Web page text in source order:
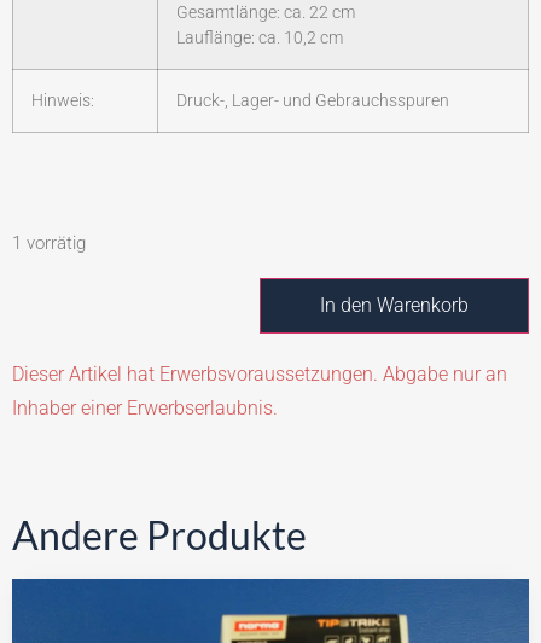
Gesamtlänge: ca. 22 cm
Lauflänge: ca. 10,2 cm
Hinweis: Druck-, Lager- und Gebrauchsspuren
1 vorrätig
In den Warenkorb
Dieser Artikel hat Erwerbsvoraussetzungen. Abgabe nur an
Inhaber einer Erwerbserlaubnis.
Andere Produkte